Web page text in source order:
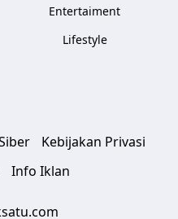
Entertaiment
Lifestyle
Kebijakan Privasi
Info Iklan